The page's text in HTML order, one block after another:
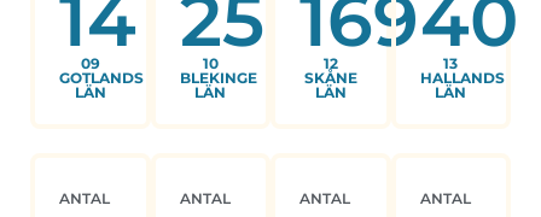
14
09
GOTLANDS
LÄN
25
10
BLEKINGE
LÄN
169
12
SKÅNE
LÄN
40
13
HALLANDS
LÄN
ANTAL
ANTAL
ANTAL
ANTAL